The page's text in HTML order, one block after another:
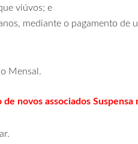
viúvos; e
mediante o pagamento
Mensal.
de novos associados Suspensa